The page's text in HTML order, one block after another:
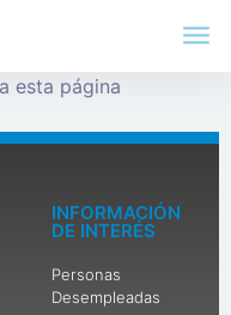
esta página
INFORMACIÓN
DE INTERÉS
Personas
Desempleadas